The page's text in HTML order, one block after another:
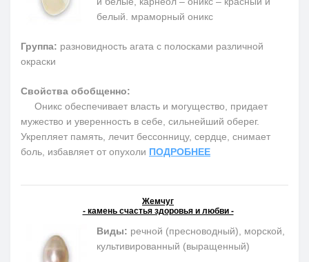
белый. мраморный оникс
Группа: разновидность агата с полосками различной
окраски
Свойства обобщенно:
Оникс обеспечивает власть и могущество, придает
мужество и уверенность в себе, сильнейший оберег.
Укрепляет память, лечит бессонницу, сердце, снимает
боль, избавляет от опухоли ПОДРОБНЕЕ
Жемчуг
- камень счастья здоровья и любви -
Виды: речной (пресноводный), морской,
культивированный (выращенный)